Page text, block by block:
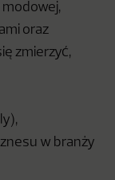
modowej,
oraz
zmierzyć,
w branży